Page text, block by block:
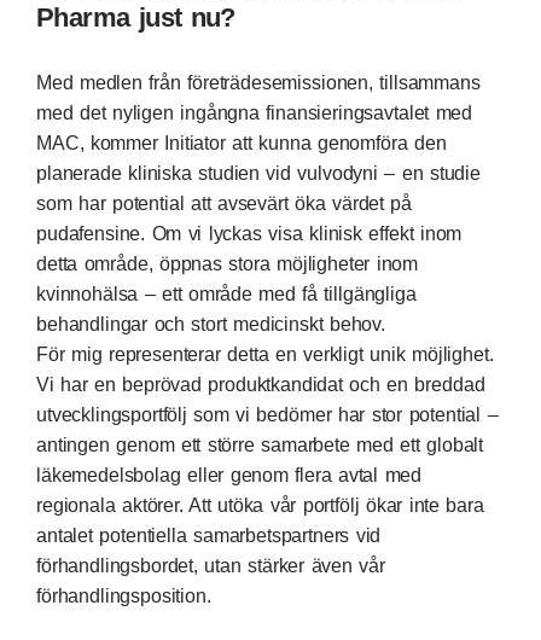
Pharma just nu?
Med medlen från företrädesemissionen, tillsammans
med det nyligen ingångna finansieringsavtalet med
MAC, kommer Initiator att kunna genomföra den
planerade kliniska studien vid vulvodyni – en studie
som har potential att avsevärt öka värdet på
pudafensine. Om vi lyckas visa klinisk effekt inom
detta område, öppnas stora möjligheter inom
kvinnohälsa – ett område med få tillgängliga
behandlingar och stort medicinskt behov.
För mig representerar detta en verkligt unik möjlighet.
Vi har en beprövad produktkandidat och en breddad
utvecklingsportfölj som vi bedömer har stor potential –
antingen genom ett större samarbete med ett globalt
läkemedelsbolag eller genom flera avtal med
regionala aktörer. Att utöka vår portfölj ökar inte bara
antalet potentiella samarbetspartners vid
förhandlingsbordet, utan stärker även vår
förhandlingsposition.